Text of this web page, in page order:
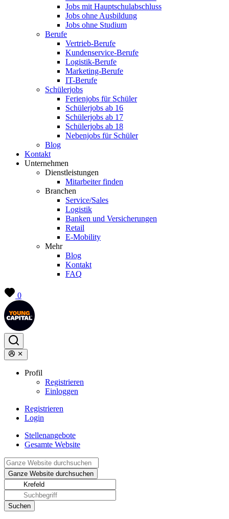
Jobs mit Hauptschulabschluss
Jobs ohne Ausbildung
Jobs ohne Studium
Berufe
Vertrieb-Berufe
Kundenservice-Berufe
Logistik-Berufe
Marketing-Berufe
IT-Berufe
Schülerjobs
Ferienjobs für Schüler
Schülerjobs ab 16
Schülerjobs ab 17
Schülerjobs ab 18
Nebenjobs für Schüler
Blog
Kontakt
Unternehmen
Dienstleistungen
Mitarbeiter finden
Branchen
Service/Sales
Logistik
Banken und Versicherungen
Retail
E-Mobility
Mehr
Blog
Kontakt
FAQ
0
Profil
Registrieren
Einloggen
Registrieren
Login
Stellenangebote
Gesamte Website